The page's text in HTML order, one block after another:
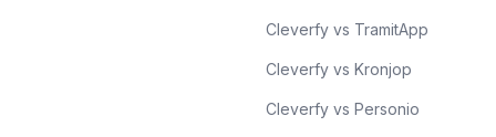
Cleverfy vs TramitApp
Cleverfy vs Kronjop
Cleverfy vs Personio